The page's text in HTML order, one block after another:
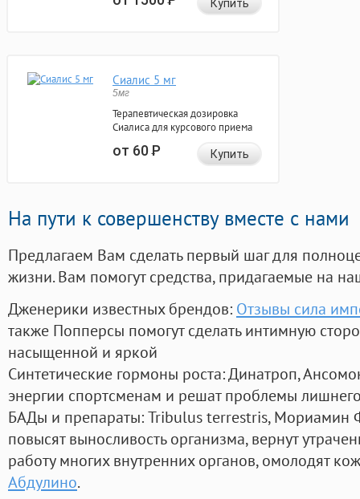
Купить
Сиалис 5 мг
5мг
Терапевтическая дозировка
Сиалиса для курсового приема
от 60Р Купить
На пути к совершенству вместе с нами
Предлагаем Вам сделать первый шаг для
жизни. Вам помогут средства, придагаемые на
Дженерики известных брендов: Отзывы сила
также Попперсы помогут сделать интимную
насыщенной и яркой
Синтетические гормоны роста: Динатроп,
энергии спортсменам и решат проблемы
БАДы и препараты:Tribulus terrestris, Мориамин
повысят выносливость организма, вернут
работу многих внутренних органов, омолодят
Абдулино.